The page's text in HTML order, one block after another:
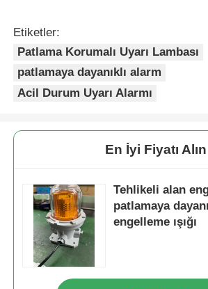
Lütfen ürünleri montaj etmeden önce
eğer burada herhangi bir sorun varsa,
sonra 3 gün içinde bize bildirin. Durum
için değiştirmeyi ayarlayabiliriz.
Patlama Korumalı Uyarı Lambası
Acil Durum Uyarı Alarmı
Tehlikeli alan